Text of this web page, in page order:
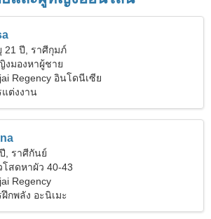
21 ปี, ราศีกุมภ์
งมองหาผู้ชาย
Regency อินโดนีเซีย
แต่งงาน
, ราศีกันย์
โสดหาผัว 40-43
Regency
ฝึกพลัง อะนิเมะ